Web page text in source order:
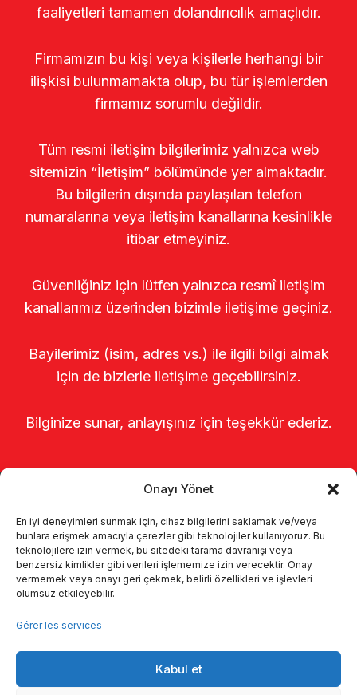
Onayı Yönet
En iyi deneyimleri sunmak için, cihaz bilgilerini saklamak ve/veya
bunlara erişmek amacıyla çerezler gibi teknolojiler kullanıyoruz. Bu
teknolojilere izin vermek, bu sitedeki tarama davranışı veya
benzersiz kimlikler gibi verileri işlememize izin verecektir. Onay
vermemek veya onayı geri çekmek, belirli özellikleri ve işlevleri
olumsuz etkileyebilir.
Gérer les services
Kabul et
faaliyetleri tamamen dolandırıcılık amaçlıdır.
Firmamızın bu kişi veya kişilerle herhangi bir
ilişkisi bulunmamakta olup, bu tür işlemlerden
firmamız sorumlu değildir.
Tüm resmi iletişim bilgilerimiz yalnızca web
sitemizin “İletişim” bölümünde yer almaktadır.
Bu bilgilerin dışında paylaşılan telefon
numaralarına veya iletişim kanallarına kesinlikle
itibar etmeyiniz.
Güvenliğiniz için lütfen yalnızca resmî iletişim
kanallarımız üzerinden bizimle iletişime geçiniz.
Bayilerimiz (isim, adres vs.) ile ilgili bilgi almak
için de bizlerle iletişime geçebilirsiniz.
Bilginize sunar, anlayışınız için teşekkür ederiz.
Page d’accueil
À propos de nous
Kalite politikamız
Communication